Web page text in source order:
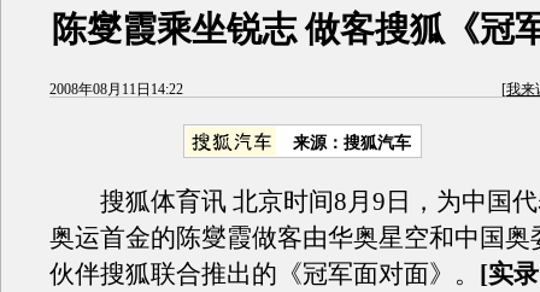
陈燮霞乘坐锐志 做客搜狐《冠
2008年08月11日14:22 [我来
来源：搜狐汽车
搜狐体育讯 北京时间8月9日，为中国代
奥运首金的陈燮霞做客由华奥星空和中国奥
伙伴搜狐联合推出的《冠军面对面》。 [实